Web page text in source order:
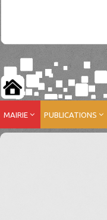
MAIRIE PUBLICATIONS